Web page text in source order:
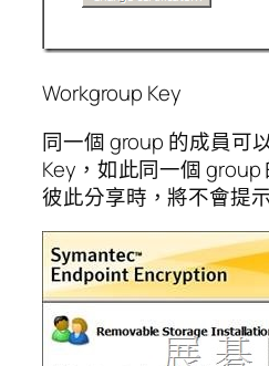
Workgroup Key
同一個 group 的成員可
Key，如此同一個
彼此分享時，將不會提